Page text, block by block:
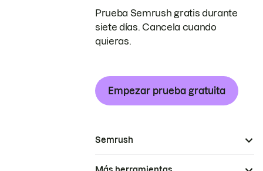
Prueba Semrush gratis durante
siete días. Cancela cuando
quieras.
Empezar prueba gratuita
Semrush